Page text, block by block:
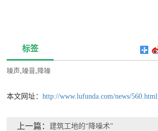
标签
噪声,噪音, 降噪
本文网址：http://www.lufunda.com/news/560.html
上一篇： 建筑工地的“降噪术”